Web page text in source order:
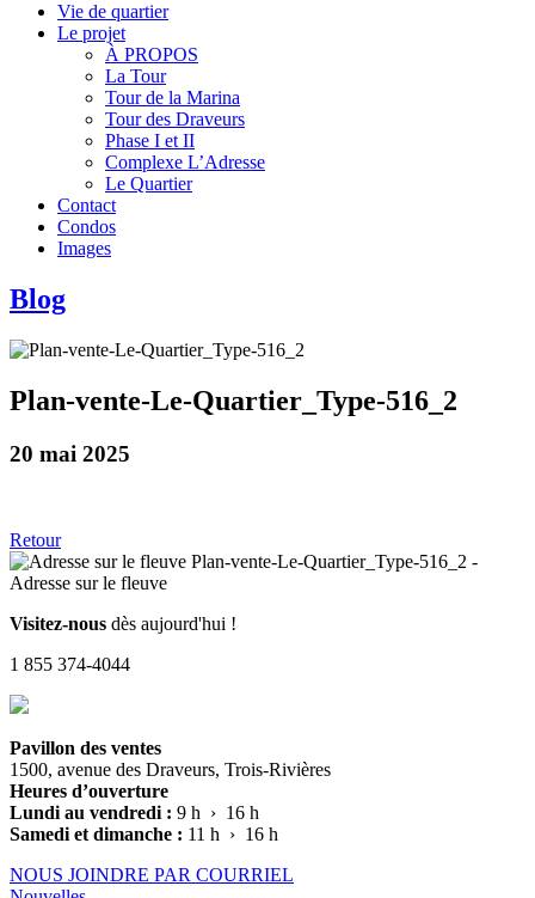
Vie de quartier
Le projet
À PROPOS
La Tour
Tour de la Marina
Tour des Draveurs
Phase I et II
Complexe L’Adresse
Le Quartier
Contact
Condos
Images
Blog
Plan-vente-Le-Quartier_Type-516_2
20 mai 2025
Retour
Visitez-nous dès aujourd'hui !
1 855 374-4044
Pavillon des ventes
1500, avenue des Draveurs, Trois-Rivières
Heures d’ouverture
Lundi au vendredi : 9 h › 16 h
Samedi et dimanche : 11 h › 16 h
NOUS JOINDRE PAR COURRIEL